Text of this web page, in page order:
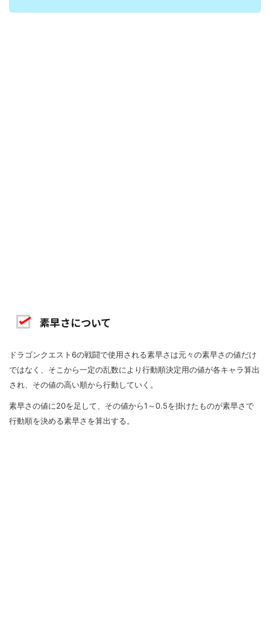
素早さについて
ドラゴンクエスト6の戦闘で使用される素早さは元々の素早さの値だけ
ではなく、そこから一定の乱数により行動順決定用の値が各キャラ算出
され、その値の高い順から行動していく。
素早さの値に20を足して、その値から1～0.5を掛けたものが素早さで
行動順を決める素早さを算出する。